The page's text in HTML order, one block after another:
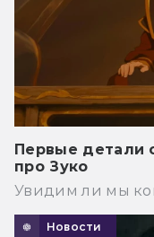
Первые детали
про Зуко
Увидим ли мы
Новости